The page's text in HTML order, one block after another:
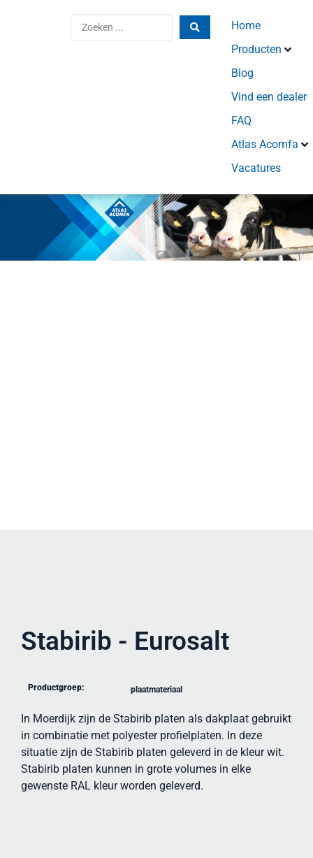
Home
Producten
Blog
Vind een dealer
FAQ
Atlas Acomfa
Vacatures
Stabirib - Eurosalt
Productgroep: plaatmateriaal
In Moerdijk zijn de Stabirib platen als dakplaat gebruikt
in combinatie met polyester profielplaten. In deze
situatie zijn de Stabirib platen geleverd in de kleur wit.
Stabirib platen kunnen in grote volumes in elke
gewenste RAL kleur worden geleverd.